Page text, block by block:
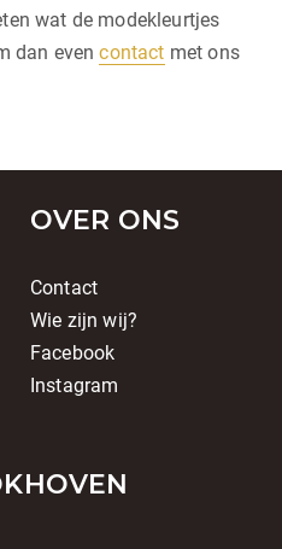
wat de modekleurtjes
dan evencontact met ons
OVER ONS
Contact
Wie zijn wij?
Facebook
Instagram